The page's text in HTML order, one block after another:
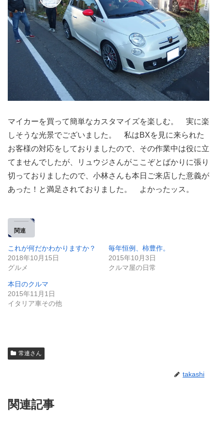
マイカーを買って簡単なカスタマイズを楽しむ。 実に楽
しそうな光景でございました。 私はBXを見に来られた
お客様の対応をしておりましたので、その作業中は役に立
てませんでしたが、リュウジさんがここぞとばかりに張り
切っておりましたので、小林さんも本日ご来店した意義が
あった！と満足されておりました。 よかったッス。
関連
これが何だかわかりますか？
2018年10月15日
グルメ
毎年恒例、柿豊作。
2015年10月3日
クルマ屋の日常
本日のクルマ
2015年11月1日
イタリア車その他
常連さん
takashi
関連記事